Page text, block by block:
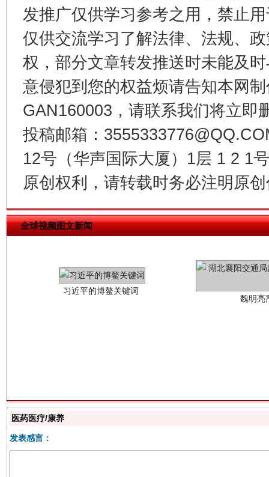
发推广仅供学习参考之用，禁止
仅供交流学习了解法律、法规、
权，部分文章转发推送时未能及
意侵犯到您的权益烦请告知本网
GAN160003，请联系我们将立即
投稿邮箱：
12号（华声国际大厦）1层 1 2 1
原创权利，请转载时务必注明原
全球视频图文新闻
在谋一域中谋全局
今
习近平的博鳌关键词
魏明亮
医药医疗/康养
发表感言：